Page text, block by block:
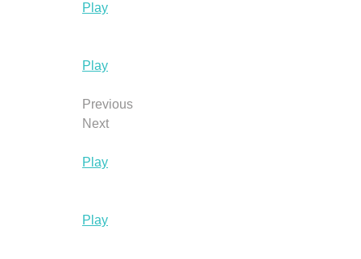
Play
Play
Previous
Next
Play
Play